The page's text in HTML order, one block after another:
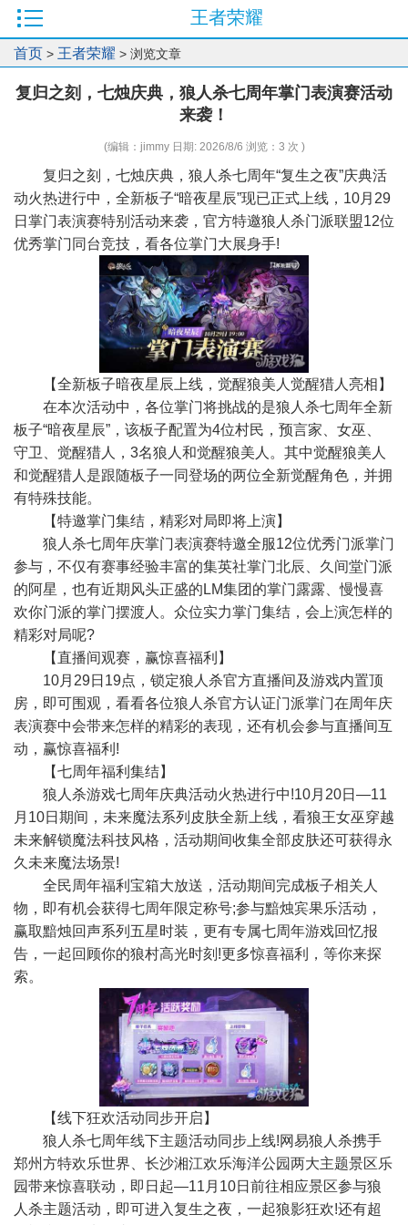
王者荣耀
首页 > 王者荣耀 > 浏览文章
复归之刻，七烛庆典，狼人杀七周年掌门表演赛活动
来袭！
(编辑：jimmy 日期: 2026/8/6 浏览：3 次 )
复归之刻，七烛庆典，狼人杀七周年“复生之夜”庆典活
动火热进行中，全新板子“暗夜星辰”现已正式上线，10月29
日掌门表演赛特别活动来袭，官方特邀狼人杀门派联盟12位
优秀掌门同台竞技，看各位掌门大展身手!
【全新板子暗夜星辰上线，觉醒狼美人觉醒猎人亮相】
在本次活动中，各位掌门将挑战的是狼人杀七周年全新
板子“暗夜星辰”，该板子配置为4位村民，预言家、女巫、
守卫、觉醒猎人，3名狼人和觉醒狼美人。其中觉醒狼美人
和觉醒猎人是跟随板子一同登场的两位全新觉醒角色，并拥
有特殊技能。
【特邀掌门集结，精彩对局即将上演】
狼人杀七周年庆掌门表演赛特邀全服12位优秀门派掌门
参与，不仅有赛事经验丰富的集英社掌门北辰、久间堂门派
的阿星，也有近期风头正盛的LM集团的掌门露露、慢慢喜
欢你门派的掌门摆渡人。众位实力掌门集结，会上演怎样的
精彩对局呢?
【直播间观赛，赢惊喜福利】
10月29日19点，锁定狼人杀官方直播间及游戏内置顶
房，即可围观，看看各位狼人杀官方认证门派掌门在周年庆
表演赛中会带来怎样的精彩的表现，还有机会参与直播间互
动，赢惊喜福利!
【七周年福利集结】
狼人杀游戏七周年庆典活动火热进行中!10月20日—11
月10日期间，未来魔法系列皮肤全新上线，看狼王女巫穿越
未来解锁魔法科技风格，活动期间收集全部皮肤还可获得永
久未来魔法场景!
全民周年福利宝箱大放送，活动期间完成板子相关人
物，即有机会获得七周年限定称号;参与黯烛宾果乐活动，
赢取黯烛回声系列五星时装，更有专属七周年游戏回忆报
告，一起回顾你的狼村高光时刻!更多惊喜福利，等你来探
索。
【线下狂欢活动同步开启】
狼人杀七周年线下主题活动同步上线!网易狼人杀携手
郑州方特欢乐世界、长沙湘江欢乐海洋公园两大主题景区乐
园带来惊喜联动，即日起—11月10日前往相应景区参与狼
人杀主题活动，即可进入复生之夜，一起狼影狂欢!还有超